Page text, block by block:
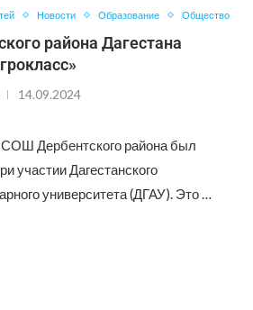
Новости Образование Общество
района Дагестана
14.09.2024
СОШ Дербентского района был
участии Дагестанского
университета (ДГАУ). Это …